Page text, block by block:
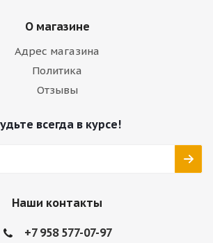
О магазине
Адрес магазина
Политика
Отзывы
всегда в курсе!
Наши контакты
+7 958 577-07-97